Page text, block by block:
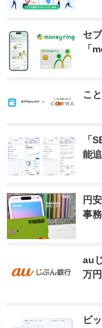
セ
「
こ
「
能
円
事
au
万
ビ